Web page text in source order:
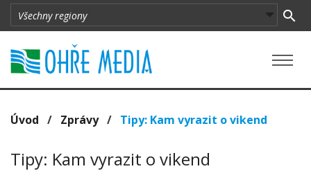
Úvod / Zprávy/ Tipy: Kam vyrazit o vikend
Tipy: Kam vyrazit o vikend